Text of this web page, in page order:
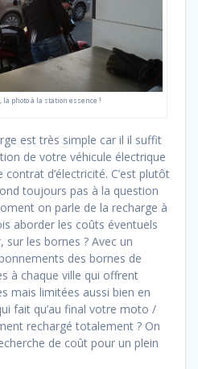
la photo à la station essence !
est très simple car il il suffit
de votre véhicule électrique
d’électricité. C’est plutôt
toujours pas à la question
on parle de la recharge à
aborder les coûts éventuels
sur les bornes ? Avec un
des bornes de
à chaque ville qui offrent
mais limitées aussi bien en
fait qu’au final votre moto /
rechargé totalement ? On
de coût pour un plein